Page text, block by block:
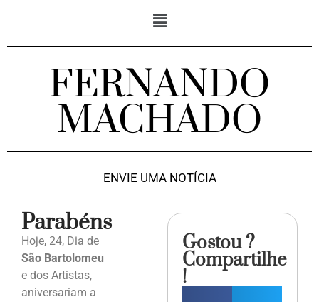
FERNANDO
MACHADO
ENVIE UMA NOTÍCIA
Parabéns
Hoje, 24, Dia de
São Bartolomeu
e dos Artistas,
aniversariam a
Gostou ?
Compartilhe
!